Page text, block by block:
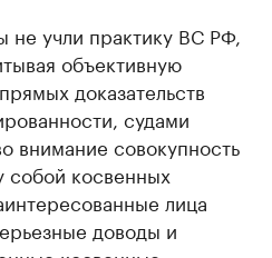
не учли практику ВС РФ,
объективную
доказательств
судами
внимание совокупность
косвенных
лица
доводы и